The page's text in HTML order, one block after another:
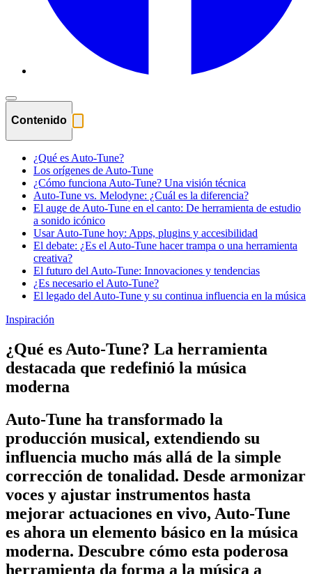
Contenido
¿Qué es Auto-Tune?
Los orígenes de Auto-Tune
¿Cómo funciona Auto-Tune? Una visión técnica
Auto-Tune vs. Melodyne: ¿Cuál es la diferencia?
El auge de Auto-Tune en el canto: De herramienta de estudio
a sonido icónico
Usar Auto-Tune hoy: Apps, plugins y accesibilidad
El debate: ¿Es el Auto-Tune hacer trampa o una herramienta
creativa?
El futuro del Auto-Tune: Innovaciones y tendencias
¿Es necesario el Auto-Tune?
El legado del Auto-Tune y su continua influencia en la música
Inspiración
¿Qué es Auto-Tune? La herramienta
destacada que redefinió la música
moderna
Auto-Tune ha transformado la
producción musical, extendiendo su
influencia mucho más allá de la simple
corrección de tonalidad. Desde armonizar
voces y ajustar instrumentos hasta
mejorar actuaciones en vivo, Auto-Tune
es ahora un elemento básico en la música
moderna. Descubre cómo esta poderosa
herramienta da forma a la música a